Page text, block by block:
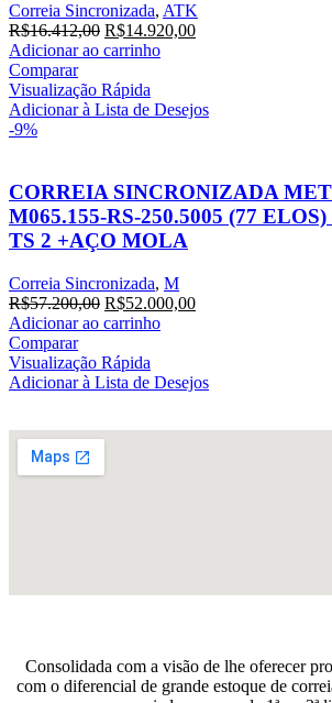
Correia Sincronizada, ATK
R$16.412,00 R$14.920,00
Adicionar ao carrinho
Comparar
Visualização Rápida
Adicionar à Lista de Desejos
-9%
CORREIA SINCRONIZADA
M065.155-RS-250.5005 (77
TS 2 +AÇO MOLA
Correia Sincronizada, M
R$57.200,00 R$52.000,00
Adicionar ao carrinho
Comparar
Visualização Rápida
Adicionar à Lista de Desejos
Consolidada com a visão de lhe oferecer
com o diferencial de grande estoque de